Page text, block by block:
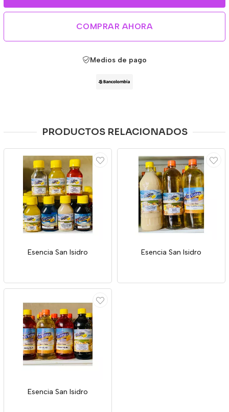
COMPRAR AHORA
Medios de pago
PRODUCTOS RELACIONADOS
Esencia San Isidro Esencia San Isidro
Esencia San Isidro